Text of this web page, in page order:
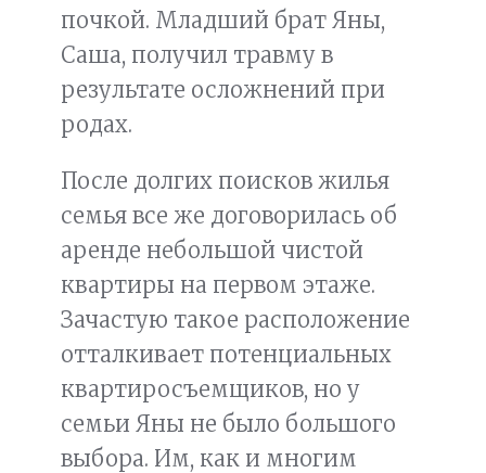
почкой. Младший брат Яны,
Саша, получил травму в
результате осложнений при
родах.
После долгих поисков жилья
семья все же договорилась об
аренде небольшой чистой
квартиры на первом этаже.
Зачастую такое расположение
отталкивает потенциальных
квартиросъемщиков, но у
семьи Яны не было большого
выбора. Им, как и многим